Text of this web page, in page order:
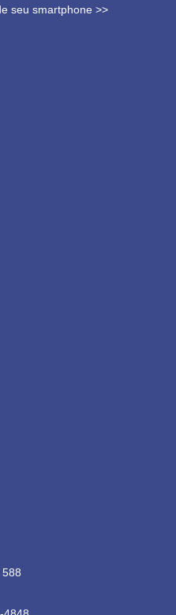
seu smartphone >>